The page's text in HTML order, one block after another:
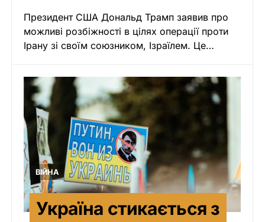
Президент США Дональд Трамп заявив про
можливі розбіжності в цілях операції проти
Ірану зі своїм союзником, Ізраїлем. Це…
ВІЙНА
Україна стикається з